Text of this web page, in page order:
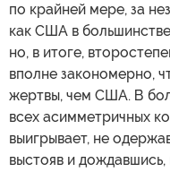
по крайней мере, за
как США в
но, в итоге,
вполне закономерно,
жертвы, чем США. В
всех асимметричных
выигрывает, не
выстояв и дождавшись,